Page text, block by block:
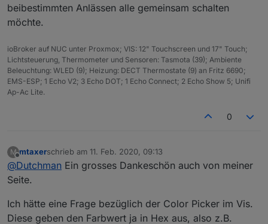
beibestimmten Anlässen alle gemeinsam schalten
möchte.
ioBroker auf NUC unter Proxmox; VIS: 12" Touchscreen und 17" Touch;
Lichtsteuerung, Thermometer und Sensoren: Tasmota (39); Ambiente
Beleuchtung: WLED (9); Heizung: DECT Thermostate (9) an Fritz 6690;
EMS-ESP; 1 Echo V2; 3 Echo DOT; 1 Echo Connect; 2 Echo Show 5; Unifi
Ap-Ac Lite.
0
M
Offline
mtaxerschrieb am 11. Feb. 2020, 09:13
zuletzt editiert von
@Dutchman Ein grosses Dankeschön auch von meiner
Seite.
Ich hätte eine Frage bezüglich der Color Picker im Vis.
Diese geben den Farbwert ja in Hex aus, also z.B.